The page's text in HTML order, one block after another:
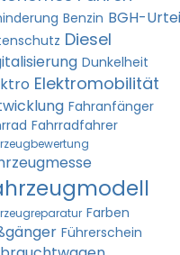
Benzin BGH-
Diesel
Dunkelheit
Elektromobilität
Fahranfänger
Fahrradfahrer
Farben
Führerschein